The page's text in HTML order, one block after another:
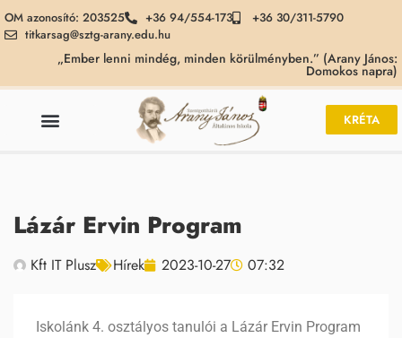
OM azonosító: 203525 +36 94/554-173
+36 30/311-5790
titkarsag@sztg-arany.edu.hu
„Ember lenni mindég, minden körülményben.” (Arany János:
Domokos napra)
KRÉTA
Lázár Ervin Program
Kft IT Plusz Hírek 2023-10-27 07:32
Iskolánk 4. osztályos tanulói a Lázár Ervin Program